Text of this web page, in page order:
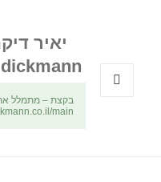
dickmann
בקצת – מתמלל
main